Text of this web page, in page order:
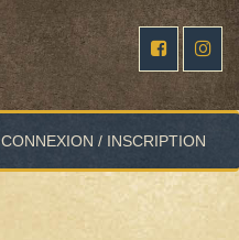
CONNEXION / INSCRIPTION